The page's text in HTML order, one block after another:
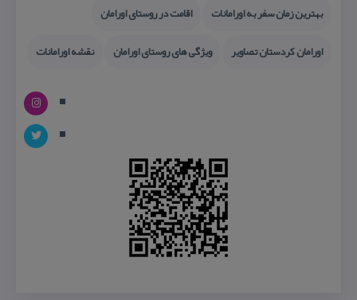
بهترین زمان سفر به اورامانات
اقامت در روستای اورامان
اورامان كردستان تصاویر
ویژگی های روستای اورامان نقشه اورامانات